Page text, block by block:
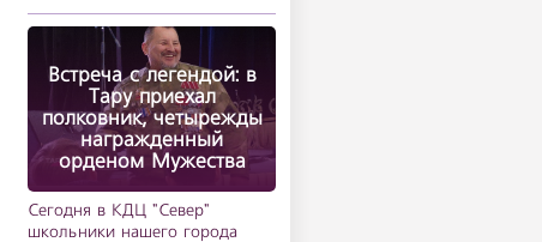
Встреча с легендой: в
Тару приехал
полковник, четырежды
награжденный
орденом Мужества
Сегодня в КДЦ "Север"
школьники нашего города